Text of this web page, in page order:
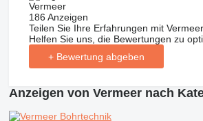
Vermeer
186 Anzeigen
Teilen Sie Ihre Erfahrungen mit Vermeer
Helfen Sie uns, die Bewertungen zu
+ Bewertung abgeben
Anzeigen von Vermeer nach